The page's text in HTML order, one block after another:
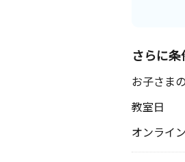
さらに
お子さま
教室日
オンライ